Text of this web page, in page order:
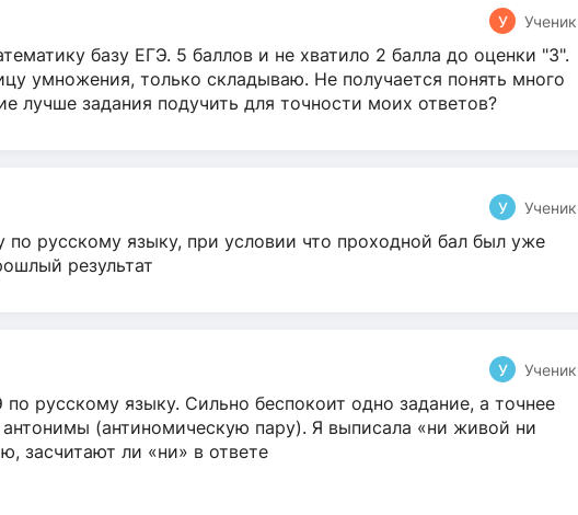
У Ученик
базу ЕГЭ. 5 баллов и не хватило 2 балла до оценки "3".
умножения, только складываю. Не получается понять много
лучше задания подучить для точности моих ответов?
У Ученик
по русскому языку, при условии что проходной бал был уже
результат
У Ученик
по русскому языку. Сильно беспокоит одно задание, а точнее
(антиномическую пару). Я выписала «ни живой ни
засчитают ли «ни» в ответе